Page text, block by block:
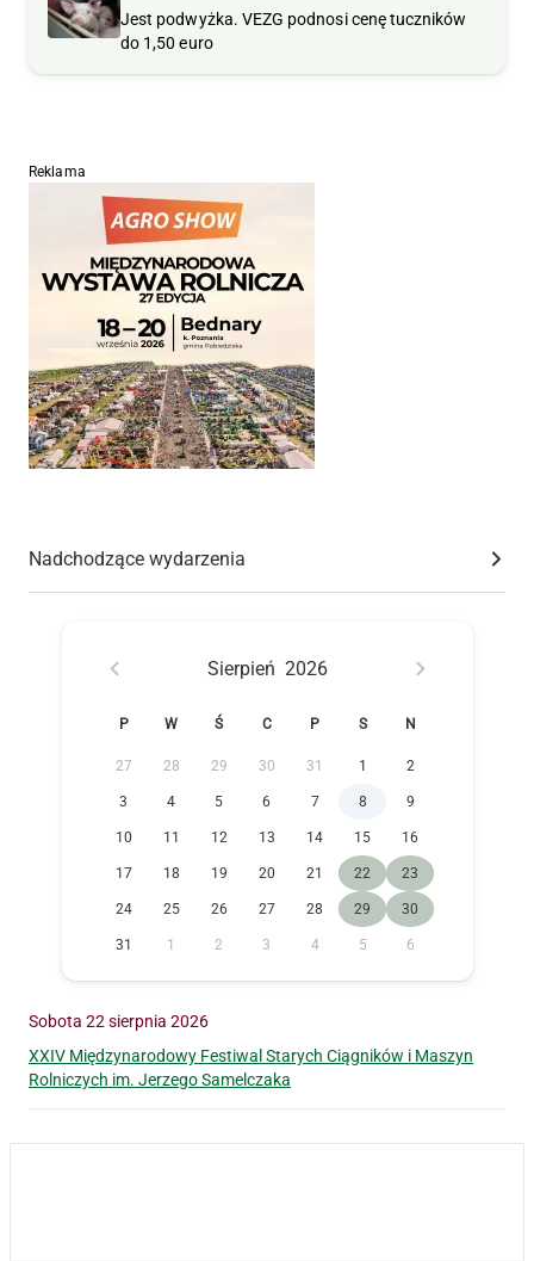
Jest podwyżka. VEZG podnosi cenę tuczników
do 1,50 euro
Reklama
Nadchodzące wydarzenia
Sierpień 2026
P W Ś C P S N
27 28 29 30 31 1 2
3 4 5 6 7 8 9
10 11 12 13 14 15 16
17 18 19 20 21 22 23
24 25 26 27 28 29 30
31 1 2 3 4 5 6
Sobota 22 sierpnia 2026
XXIV Międzynarodowy Festiwal Starych Ciągników i Maszyn
Rolniczych im. Jerzego Samelczaka